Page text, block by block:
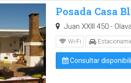
Posada Casa
Juan XXIII 450 -
Wi-Fi
Consultar